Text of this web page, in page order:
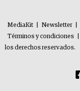
MediaKit Newsletter
Términos y condiciones
los derechos reservados.